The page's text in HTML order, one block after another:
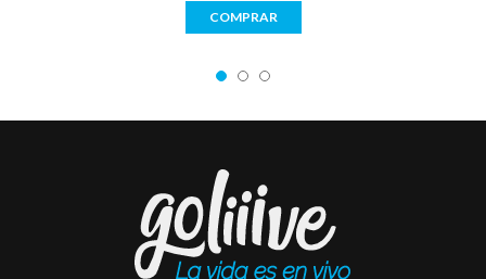
COMPRAR